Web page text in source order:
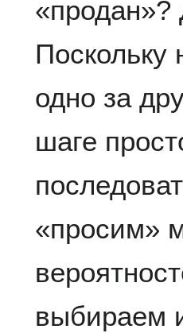
«продан»?
Поскольку
одно за
шаге
«просим»
выбираем